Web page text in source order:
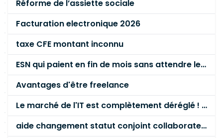
Réforme de l’assiette sociale
Facturation electronique 2026
taxe CFE montant inconnu
ESN qui paient en fin de mois sans attendre le paiement client ?
Avantages d'être freelance
Le marché de l'IT est complètement déréglé ! STOP à cette mascarade ! Il faut s'unir et résister !
aide changement statut conjoint collaborateur